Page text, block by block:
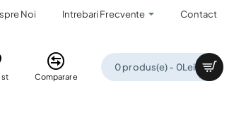
Noi Intrebari Frecvente Contact
Comparare
0 produs(e) - 0Lei